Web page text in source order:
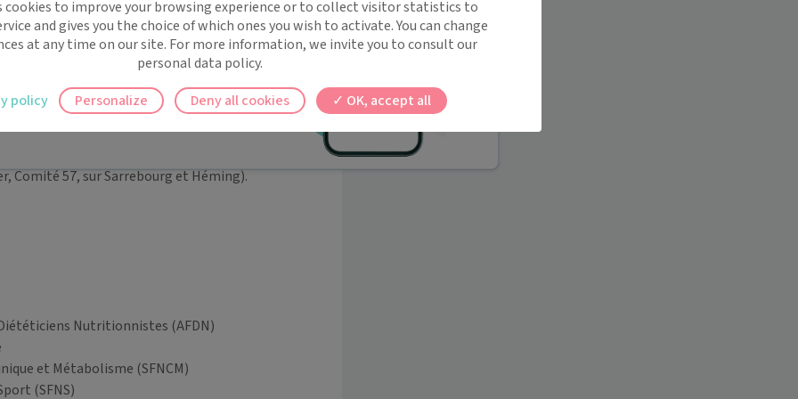
sportives (course à pieds sur route, trail,
votre santé et équilibre global, tout en
de support en oncologie, peuvent être apportés.
charge des pathologies cancéreuses " - ICL,
Comité 67, sur Sarre-Union et Ingwiller)
Comité 57, sur Sarrebourg et Héming).
Nutritionnistes (AFDN)
et Métabolisme (SFNCM)
(SFNS)
!
rappels automatiques pour ne plus rien
cookies to improve your browsing experience or to collect visitor statistics to
and gives you the choice of which ones you wish to activate. You can change
at any time on our site. For more information, we invite you to consult our
personal data policy.
OK, accept all
Deny all cookies
Personalize
policy